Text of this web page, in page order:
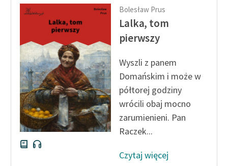
Lektur
Kontakt
O projekcie
Zespół
Zasady wykorzystania
Wolnych Lektur
Bolesław Prus
Lalka, tom
pierwszy
Wyszli z panem
Domańskim i może w
półtorej godziny
wrócili obaj mocno
zarumienieni. Pan
Raczek...
Czytaj więcej